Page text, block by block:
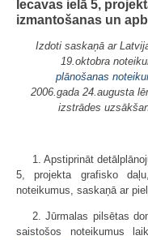
Iecavas ielā 5,
izmantošanas un
Izdoti saskaņā ar
19.oktobra
plānošanas
2006.gada 24.augusta
izstrādes
1. Apstiprināt
5, projekta grafisko
noteikumus, saskaņā ar
2. Jūrmalas pilsētas
saistošos noteikumus